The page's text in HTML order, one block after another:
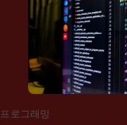
프로그래밍